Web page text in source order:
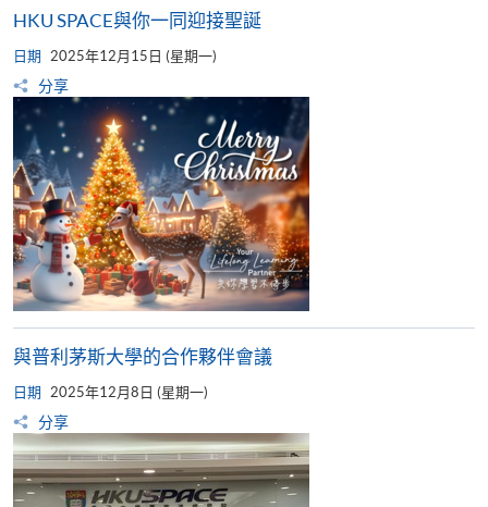
盟
十
年
會
暨
論
壇
HKU SPACE與你一同迎接聖誕
日期 2025年12月15日 (星期一)
分享
與普利茅斯大學的合作夥伴會議
日期 2025年12月8日 (星期一)
分享